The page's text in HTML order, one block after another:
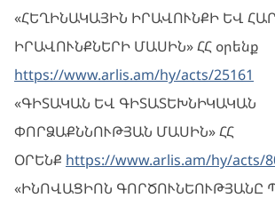
«ՀԵՂԻՆԱԿԱՅԻՆ ԻՐԱՎՈՒՆՔԻ ԵՎ
ԻՐԱՎՈՒՆՔՆԵՐԻ ՄԱՍԻՆ» ՀՀ օրենք
https://www.arlis.am/hy/acts/25161
«ԳԻՏԱԿԱՆ ԵՎ ԳԻՏԱՏԵԽՆԻԿԱԿԱՆ
ՓՈՐՁԱՔՆՆՈՒԹՅԱՆ ՄԱՍԻՆ» ՀՀ
ՕՐԵՆՔ https://www.arlis.am/hy/acts/
«ԻՆՈՎԱՑԻՈՆ ԳՈՐԾՈՒՆԵՈՒԹՅԱՆԸ